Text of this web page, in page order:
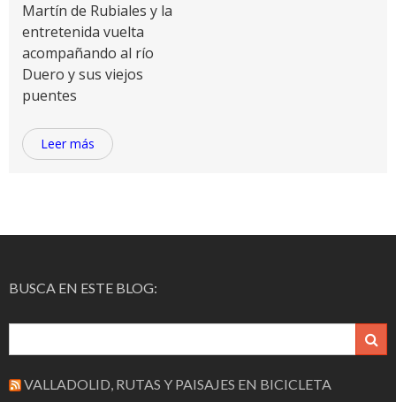
Martín de Rubiales y la
entretenida vuelta
acompañando al río
Duero y sus viejos
puentes
Leer más
BUSCA EN ESTE BLOG:
VALLADOLID, RUTAS Y PAISAJES EN BICICLETA